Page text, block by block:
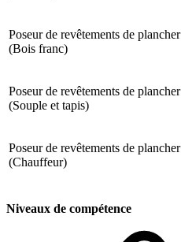
Poseur de revêtements de plancher
(Bois franc)
Poseur de revêtements de plancher
(Souple et tapis)
Poseur de revêtements de plancher
(Chauffeur)
Niveaux de compétence